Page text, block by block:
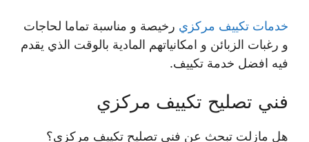
خدمات تكييف مركزي رخيصة و مناسبة تماما لحاجات
و رغبات الزبائن و امكانياتهم المادية بالوقت الذي يقدم
فيه افضل خدمة تكييف.
فني تصليح تكييف مركزي
هل مازلت تبحث عن فني تصليح تكييف مركزي؟